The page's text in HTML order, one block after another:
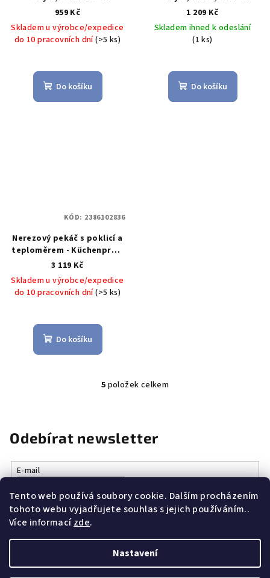
Tento web používá soubory cookie. Dalším procházením
tohoto webu vyjadřujete souhlas s jejich používáním..
Více informacízde.
Nastavení
Küchenprofi STYLE pekáč
grilovací vložkou, 34x25 cm
- Küchenprofi
959 Kč
Skladem u výrobce/expedice
do 10 pracovních dní(>5 ks)
Do košíku
Küchenprofi Solingen
STYLE pekáč grilovací
vložkou, 40x31,5 cm -
Küchenprofi Solingen
1 209 Kč
Skladem ihned k odeslání
(1 ks)
Do košíku
Nerezový pekáč s poklicí a
teploměrem - Küchenprofi
SolingenPekáč se
skleněnou poklicí, 6 l -
Küchenprofi Solingen
3 119 Kč
Skladem u výrobce/expedice
do 10 pracovních dní(>5 ks)
Do košíku
KÓD: 2386102836
O
á
d
a
c
p
r
k
y
v
5 položek celkem
Odebírat newsletter
E-mail
Vložením e-mailu souhlasíte spodmínkami ochrany osobních
údajů